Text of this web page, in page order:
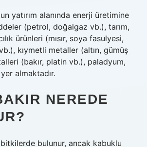
yatırım alanında enerji üretimine
(petrol, doğalgaz vb.), tarım,
ürünleri (mısır, soya fasulyesi,
kıymetli metaller (altın, gümüş
(bakır, platin vb.), paladyum,
almaktadır.
NEREDE
bulunur, ancak kabuklu